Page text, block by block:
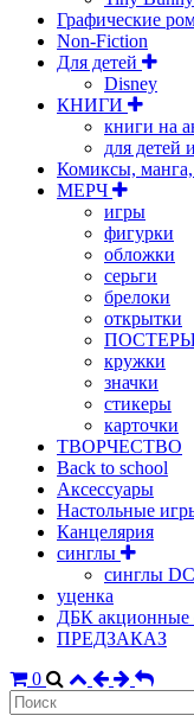
Графические
Non-Fiction
Для детей
Disney
КНИГИ
книги на
для детей
Комиксы,
МЕРЧ
игры
фигурки
обложки
серьги
брелоки
открытки
кружки
значки
стикеры
карточки
ТВОРЧЕСТВО
Back to school
Аксессуары
Настольные
Канцелярия
синглы
синглы
уценка
ДБК акционные
ПРЕДЗАКАЗ
0